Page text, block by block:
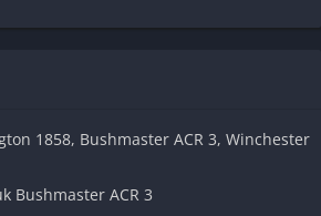
1858, Bushmaster ACR 3, Winchester
Bushmaster ACR 3